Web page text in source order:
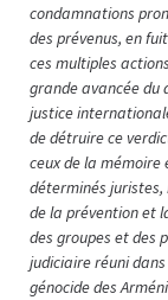
condamnations
des prévenus, en
ces multiples
grande avancée du
justice
de détruire ce
ceux de la mémoire
déterminés
de la prévention et
des groupes et des
judiciaire réuni
génocide des